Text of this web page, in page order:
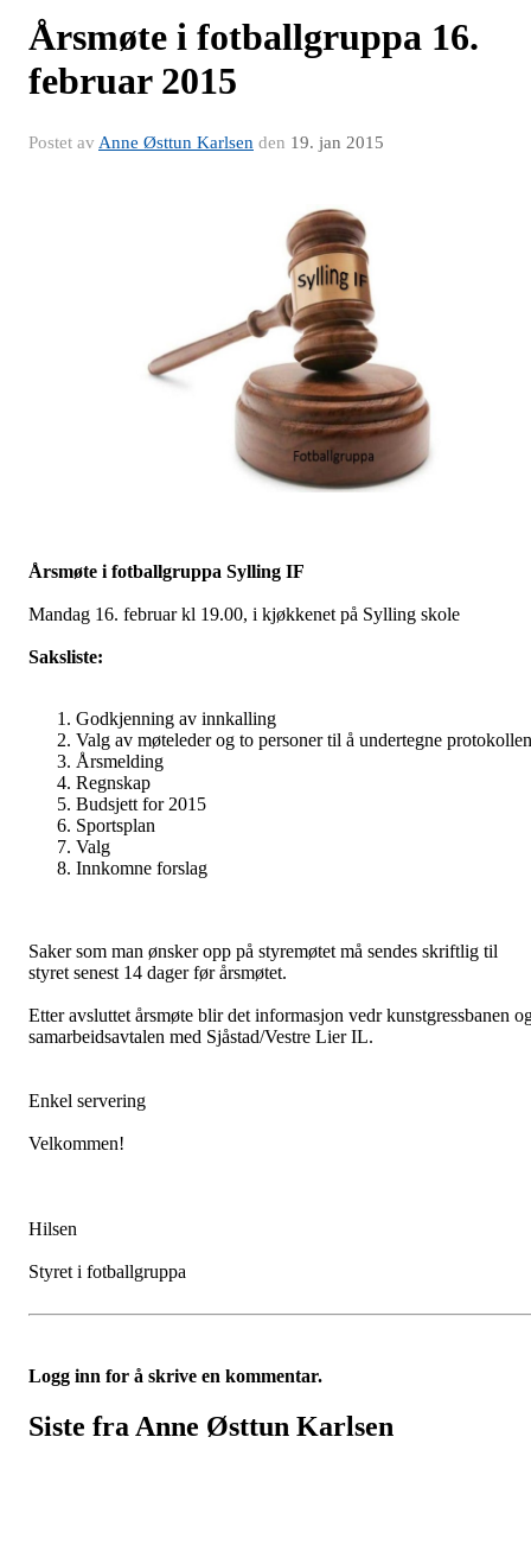
Årsmøte i fotballgruppa 16.
februar 2015
Postet av Anne Østtun Karlsen den 19. jan 2015
Årsmøte i fotballgruppa Sylling IF
Mandag 16. februar kl 19.00, i kjøkkenet på Sylling skole
Saksliste:
Godkjenning av innkalling
Valg av møteleder og to personer til å undertegne protokollen
Årsmelding
Regnskap
Budsjett for 2015
Sportsplan
Valg
Innkomne forslag
Saker som man ønsker opp på styremøtet må sendes skriftlig til
styret senest 14 dager før årsmøtet.
Etter avsluttet årsmøte blir det informasjon vedr kunstgressbanen
samarbeidsavtalen med Sjåstad/Vestre Lier IL.
Enkel servering
Velkommen!
Hilsen
Styret i fotballgruppa
Logg inn for å skrive en kommentar.
Siste fra Anne Østtun Karlsen